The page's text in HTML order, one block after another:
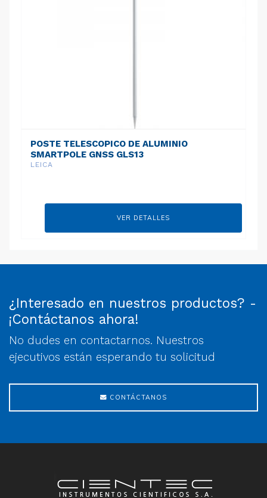
POSTE TELESCOPICO DE ALUMINIO
SMARTPOLE GNSS GLS13
LEICA
VER DETALLES
¿Interesado en nuestros productos? -
¡Contáctanos ahora!
No dudes en contactarnos. Nuestros
ejecutivos están esperando tu solicitud
CONTÁCTANOS